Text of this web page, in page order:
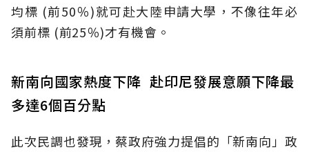
均標 (前50％)就可赴大陸申請大學，不像往年必
須前標 (前25％)才有機會。
新南向國家熱度下降 赴印尼發展意願下降最
多達6個百分點
此次民調也發現，蔡政府強力提倡的「新南向」政